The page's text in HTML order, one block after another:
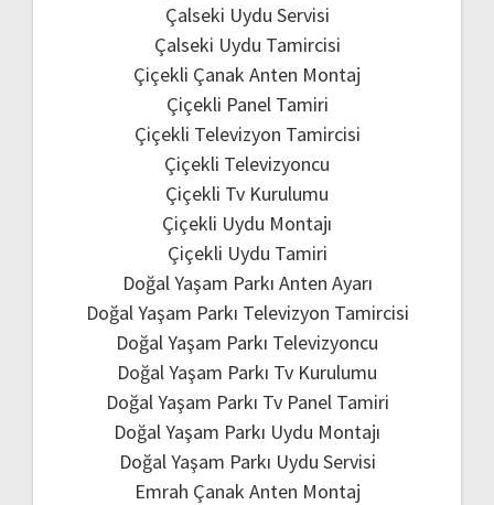
Çalseki Uydu Servisi
Çalseki Uydu Tamircisi
Çiçekli Çanak Anten Montaj
Çiçekli Panel Tamiri
Çiçekli Televizyon Tamircisi
Çiçekli Televizyoncu
Çiçekli Tv Kurulumu
Çiçekli Uydu Montajı
Çiçekli Uydu Tamiri
Doğal Yaşam Parkı Anten Ayarı
Doğal Yaşam Parkı Televizyon Tamircisi
Doğal Yaşam Parkı Televizyoncu
Doğal Yaşam Parkı Tv Kurulumu
Doğal Yaşam Parkı Tv Panel Tamiri
Doğal Yaşam Parkı Uydu Montajı
Doğal Yaşam Parkı Uydu Servisi
Emrah Çanak Anten Montaj